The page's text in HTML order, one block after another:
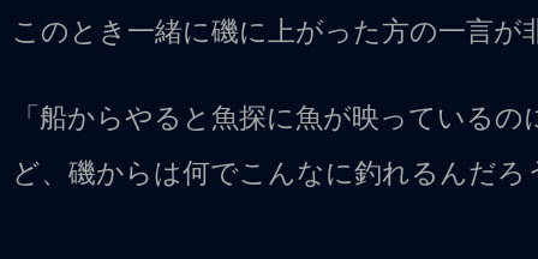
このとき一緒に磯に上がった方の一言が
「船からやると魚探に魚が映っているの
ど、磯からは何でこんなに釣れるんだろ